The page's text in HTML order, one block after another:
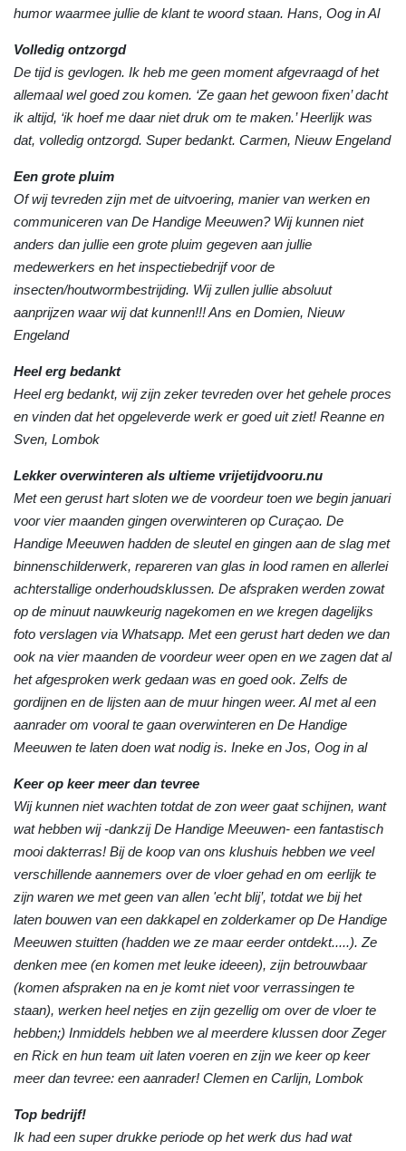
humor waarmee jullie de klant te woord staan. Hans, Oog in Al
Volledig ontzorgd
De tijd is gevlogen. Ik heb me geen moment afgevraagd of het
allemaal wel goed zou komen. ‘Ze gaan het gewoon fixen’ dacht
ik altijd, ‘ik hoef me daar niet druk om te maken.’ Heerlijk was
dat, volledig ontzorgd. Super bedankt. Carmen, Nieuw Engeland
Een grote pluim
Of wij tevreden zijn met de uitvoering, manier van werken en
communiceren van De Handige Meeuwen? Wij kunnen niet
anders dan jullie een grote pluim gegeven aan jullie
medewerkers en het inspectiebedrijf voor de
insecten/houtwormbestrijding. Wij zullen jullie absoluut
aanprijzen waar wij dat kunnen!!! Ans en Domien, Nieuw
Engeland
Heel erg bedankt
Heel erg bedankt, wij zijn zeker tevreden over het gehele proces
en vinden dat het opgeleverde werk er goed uit ziet! Reanne en
Sven, Lombok
Lekker overwinteren als ultieme vrijetijdvooru.nu
Met een gerust hart sloten we de voordeur toen we begin januari
voor vier maanden gingen overwinteren op Curaçao. De
Handige Meeuwen hadden de sleutel en gingen aan de slag met
binnenschilderwerk, repareren van glas in lood ramen en allerlei
achterstallige onderhoudsklussen. De afspraken werden zowat
op de minuut nauwkeurig nagekomen en we kregen dagelijks
foto verslagen via Whatsapp. Met een gerust hart deden we dan
ook na vier maanden de voordeur weer open en we zagen dat al
het afgesproken werk gedaan was en goed ook. Zelfs de
gordijnen en de lijsten aan de muur hingen weer. Al met al een
aanrader om vooral te gaan overwinteren en De Handige
Meeuwen te laten doen wat nodig is. Ineke en Jos, Oog in al
Keer op keer meer dan tevree
Wij kunnen niet wachten totdat de zon weer gaat schijnen, want
wat hebben wij -dankzij De Handige Meeuwen- een fantastisch
mooi dakterras! Bij de koop van ons klushuis hebben we veel
verschillende aannemers over de vloer gehad en om eerlijk te
zijn waren we met geen van allen 'echt blij’, totdat we bij het
laten bouwen van een dakkapel en zolderkamer op De Handige
Meeuwen stuitten (hadden we ze maar eerder ontdekt.....). Ze
denken mee (en komen met leuke ideeen), zijn betrouwbaar
(komen afspraken na en je komt niet voor verrassingen te
staan), werken heel netjes en zijn gezellig om over de vloer te
hebben;) Inmiddels hebben we al meerdere klussen door Zeger
en Rick en hun team uit laten voeren en zijn we keer op keer
meer dan tevree: een aanrader! Clemen en Carlijn, Lombok
Top bedrijf!
Ik had een super drukke periode op het werk dus had wat